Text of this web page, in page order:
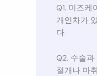
Q1. 미즈
개인차가
다.
Q2. 수술
절개나 마